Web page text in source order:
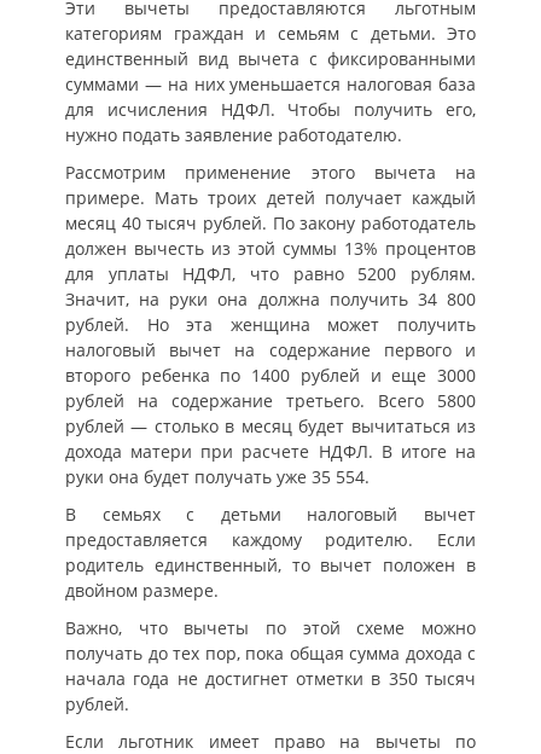
Эти вычеты предоставляются льготным
категориям граждан и семьям с детьми. Это
единственный вид вычета с фиксированными
суммами — на них уменьшается налоговая база
для исчисления НДФЛ. Чтобы получить его,
нужно подать заявление работодателю.
Рассмотрим применение этого вычета на
примере. Мать троих детей получает каждый
месяц 40 тысяч рублей. По закону работодатель
должен вычесть из этой суммы 13% процентов
для уплаты НДФЛ, что равно 5200 рублям.
Значит, на руки она должна получить 34 800
рублей. Но эта женщина может получить
налоговый вычет на содержание первого и
второго ребенка по 1400 рублей и еще 3000
рублей на содержание третьего. Всего 5800
рублей — столько в месяц будет вычитаться из
дохода матери при расчете НДФЛ. В итоге на
руки она будет получать уже 35 554.
В семьях с детьми налоговый вычет
предоставляется каждому родителю. Если
родитель единственный, то вычет положен в
двойном размере.
Важно, что вычеты по этой схеме можно
получать до тех пор, пока общая сумма дохода с
начала года не достигнет отметки в 350 тысяч
рублей.
Если льготник имеет право на вычеты по